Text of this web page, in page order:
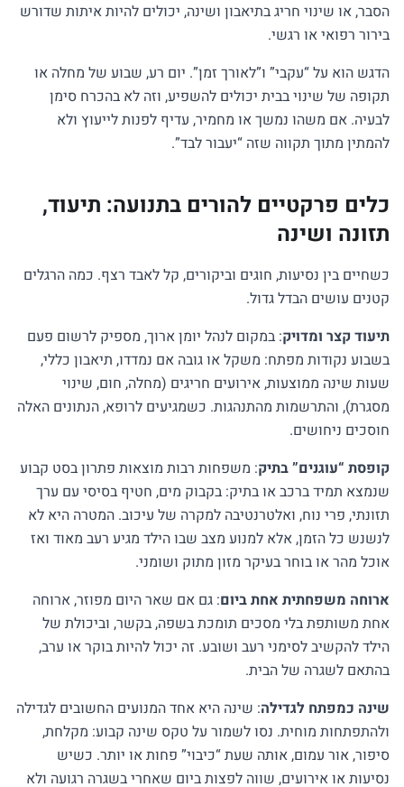
הסבר, או שינוי חריג בתיאבון ושינה, יכולים להיות איתות שדורש
בירור רפואי או רגשי.
הדגש הוא על “עקבי” ו”לאורך זמן”. יום רע, שבוע של מחלה או
תקופה של שינוי בבית יכולים להשפיע, וזה לא בהכרח סימן
לבעיה. אם משהו נמשך או מחמיר, עדיף לפנות לייעוץ ולא
להמתין מתוך תקווה שזה “יעבור לבד”.
כלים פרקטיים להורים בתנועה: תיעוד,
תזונה ושינה
כשחיים בין נסיעות, חוגים וביקורים, קל לאבד רצף. כמה הרגלים
קטנים עושים הבדל גדול.
תיעוד קצר ומדויק: במקום לנהל יומן ארוך, מספיק לרשום פעם
בשבוע נקודות מפתח: משקל או גובה אם נמדדו, תיאבון כללי,
שעות שינה ממוצעות, אירועים חריגים (מחלה, חום, שינוי
מסגרת), והתרשמות מהתנהגות. כשמגיעים לרופא, הנתונים האלה
חוסכים ניחושים.
קופסת “עוגנים” בתיק: משפחות רבות מוצאות פתרון בסט קבוע
שנמצא תמיד ברכב או בתיק: בקבוק מים, חטיף בסיסי עם ערך
תזונתי, פרי נוח, ואלטרנטיבה למקרה של עיכוב. המטרה היא לא
לנשנש כל הזמן, אלא למנוע מצב שבו הילד מגיע רעב מאוד ואז
אוכל מהר או בוחר בעיקר מזון מתוק ושומני.
ארוחה משפחתית אחת ביום: גם אם שאר היום מפוזר, ארוחה
אחת משותפת בלי מסכים תומכת בשפה, בקשר, וביכולת של
הילד להקשיב לסימני רעב ושובע. זה יכול להיות בוקר או ערב,
בהתאם לשגרה של הבית.
שינה כמפתח לגדילה: שינה היא אחד המנועים החשובים לגדילה
ולהתפתחות מוחית. נסו לשמור על טקס שינה קבוע: מקלחת,
סיפור, אור עמום, אותה שעת “כיבוי” פחות או יותר. כשיש
נסיעות או אירועים, שווה לפצות ביום שאחרי בשגרה רגועה ולא